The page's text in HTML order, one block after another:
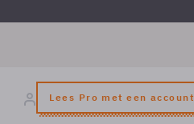
Lees Pro met een account